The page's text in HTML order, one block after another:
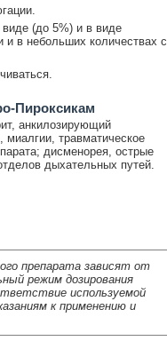
(до 5%) и в виде
и в небольших количествах с
Пироксикам
анкилозирующий
миалгии, травматическое
дисменорея, острые
дыхательных путей.
препарата зависят от
режим дозирования
используемой
к применению и